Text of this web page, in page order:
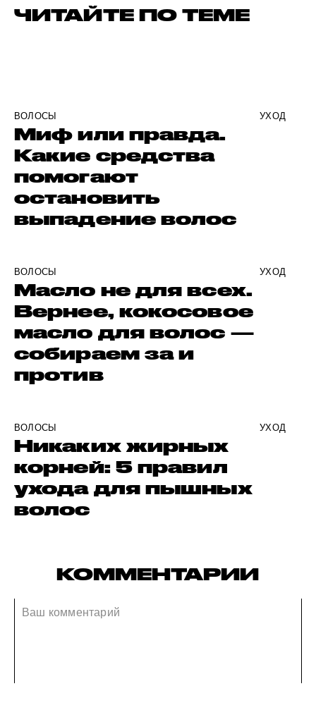
ЧИТАЙТЕ ПО ТЕМЕ
ВОЛОСЫ УХОД
Миф или правда.
Какие средства
помогают
остановить
выпадение волос
ВОЛОСЫ УХОД
Масло не для всех.
Вернее, кокосовое
масло для волос —
собираем за и
против
ВОЛОСЫ УХОД
Никаких жирных
корней: 5 правил
ухода для пышных
волос
КОММЕНТАРИИ